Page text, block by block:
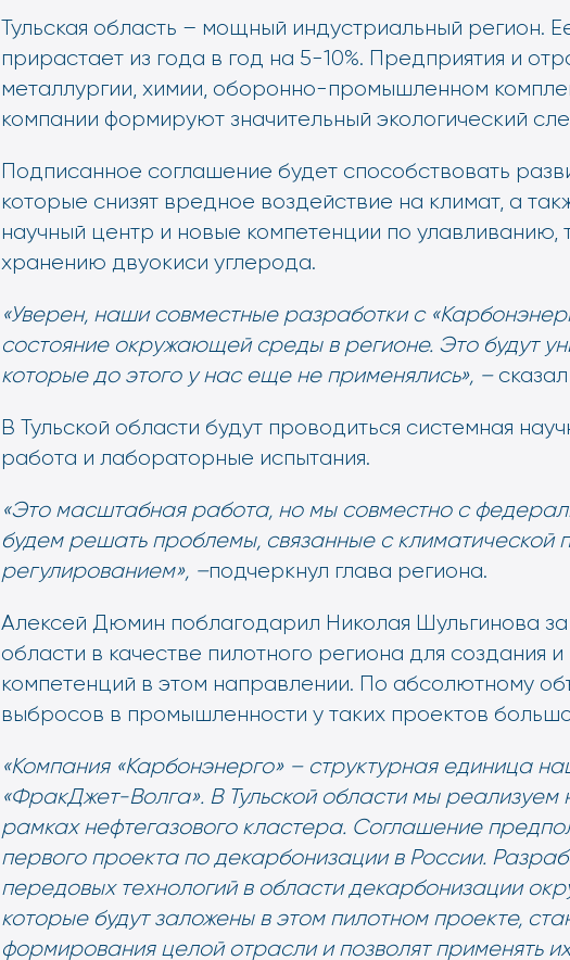
Тульская область – мощный индустриальный регион.
прирастает из года в год на 5-10%. Предприятия и
металлургии, химии, оборонно-промышленном
компании формируют значительный экологический
Подписанное соглашение будет способствовать
которые снизят вредное воздействие на климат, а
научный центр и новые компетенции по улавливанию,
хранению двуокиси углерода.
«Уверен, наши совместные разработки с
состояние окружающей среды в регионе. Это будут
которые до этого у нас еще не применялись», –
В Тульской области будут проводиться системная
работа и лабораторные испытания.
«Это масштабная работа, но мы совместно с
будем решать проблемы, связанные с климатической
регулированием», –подчеркнул глава региона.
Алексей Дюмин поблагодарил Николая Шульгинова за
области в качестве пилотного региона для создания
компетенций в этом направлении. По абсолютному
выбросов в промышленности у таких проектов
«Компания «Карбонэнерго» – структурная единица
«ФракДжет-Волга». В Тульской области мы реализуем
рамках нефтегазового кластера. Соглашение
первого проекта по декарбонизации в России.
передовых технологий в области декарбонизации
которые будут заложены в этом пилотном проекте,
формирования целой отрасли и позволят применять их